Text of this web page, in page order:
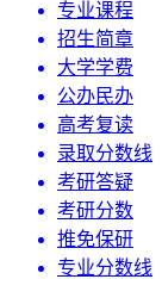
专业课程
招生简章
大学学费
公办民办
高考复读
录取分数线
考研答疑
考研分数
推免保研
专业分数线